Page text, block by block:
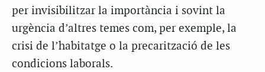
per invisibilitzar la importància i sovint la
urgència d’altres temes com, per exemple, la
crisi de l’habitatge o la precarització de les
condicions laborals.